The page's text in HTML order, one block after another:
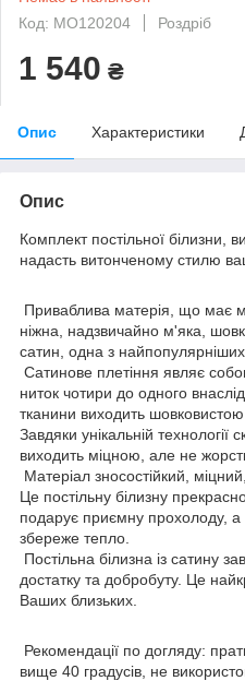
Код: МО120204
Роздріб
1 540 ₴
Опис Характеристики
Опис
Комплект постільної білизни,
надасть витонченому стилю
Приваблива матерія, що має
ніжна, надзвичайно м'яка,
сатин, одна з найпопулярніших
Сатинове плетіння являє
ниток чотири до одного
тканини виходить
Завдяки унікальній технології
виходить міцною, але не
Матеріал зносостійкий,
Це постільну білизну
подарує приємну прохолоду, а
збереже тепло.
Постільна білизна із сатину
достатку та добробуту. Це
Ваших близьких.
Рекомендації по догляду:
вище 40 градусів, не